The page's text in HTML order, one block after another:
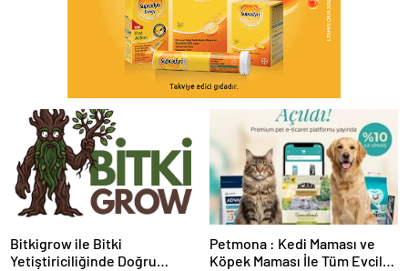
Bitkigrow ile Bitki
Yetiştiriciliğinde Doğru
Petmona : Kedi Maması ve
Köpek Maması İle Tüm Evcil